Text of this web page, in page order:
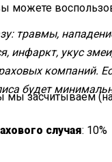
можете
травмы,
инфаркт, укус
компаний.
будет
мы засчитываем
случая: 10%